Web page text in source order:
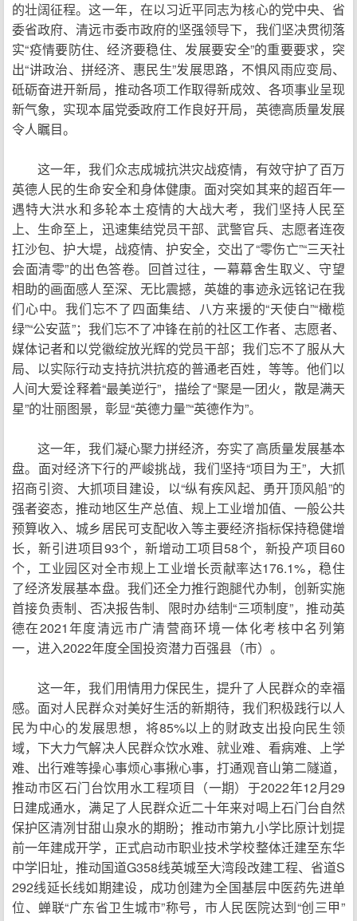
的壮阔征程。这一年，在以习近平同志为核心的党中央、省
委省政府、清远市委市政府的坚强领导下，我们坚决贯彻落
实“疫情要防住、经济要稳住、发展要安全”的重要要求，突
出“讲政治、拼经济、惠民生”发展思路，不惧风雨应变局、
砥砺奋进开新局，推动各项工作取得新成效、各项事业呈现
新气象，实现本届党委政府工作良好开局，英德高质量发展
令人瞩目。
这一年，我们众志成城抗洪灾战疫情，有效守护了百万
英德人民的生命安全和身体健康。面对突如其来的超百年一
遇特大洪水和多轮本土疫情的大战大考，我们坚持人民至
上、生命至上，迅速集结党员干部、武警官兵、志愿者连夜
扛沙包、护大堤，战疫情、护安全，交出了“零伤亡”“三天社
会面清零”的出色答卷。回首过往，一幕幕舍生取义、守望
相助的画面感人至深、无比震撼，英雄的事迹永远铭记在我
们心中。我们忘不了四面集结、八方来援的“天使白”“橄榄
绿”“公安蓝”；我们忘不了冲锋在前的社区工作者、志愿者、
媒体记者和以党徽绽放光辉的党员干部；我们忘不了服从大
局、以实际行动支持抗洪抗疫的普通老百姓，等等。他们以
人间大爱诠释着“最美逆行”，描绘了“聚是一团火，散是满天
星”的壮丽图景，彰显“英德力量”“英德作为”。
这一年，我们凝心聚力拼经济，夯实了高质量发展基本
盘。面对经济下行的严峻挑战，我们坚持“项目为王”，大抓
招商引资、大抓项目建设，以“纵有疾风起、勇开顶风船”的
强者姿态，推动地区生产总值、规上工业增加值、一般公共
预算收入、城乡居民可支配收入等主要经济指标保持稳健增
长，新引进项目93个，新增动工项目58个，新投产项目60
个，工业园区对全市规上工业增长贡献率达176.1%，稳住
了经济发展基本盘。我们还全力推行跑腿代办制，创新实施
首接负责制、否决报告制、限时办结制“三项制度”，推动英
德在2021年度清远市广清营商环境一体化考核中名列第
一，进入2022年度全国投资潜力百强县（市）。
这一年，我们用情用力保民生，提升了人民群众的幸福
感。面对人民群众对美好生活的新期待，我们积极践行以人
民为中心的发展思想，将85%以上的财政支出投向民生领
域，下大力气解决人民群众饮水难、就业难、看病难、上学
难、出行难等操心事烦心事揪心事，打通观音山第二隧道，
推动市区石门台饮用水工程项目（一期）于2022年12月29
日建成通水，满足了人民群众近二十年来对喝上石门台自然
保护区清冽甘甜山泉水的期盼；推动市第九小学比原计划提
前一年建成开学，正式启动市职业技术学校整体迁建至东华
中学旧址，推动国道G358线英城至大湾段改建工程、省道S
292线延长线如期建设，成功创建为全国基层中医药先进单
位、蝉联“广东省卫生城市”称号，市人民医院达到“创三甲”